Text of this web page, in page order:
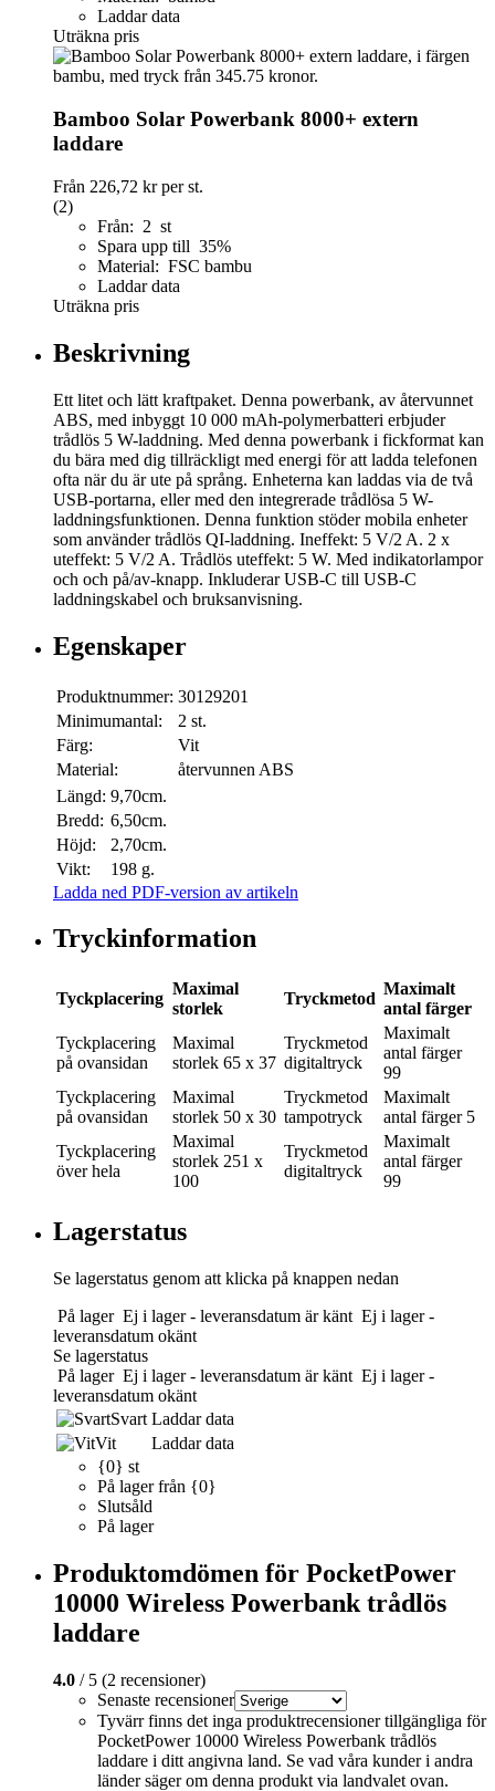
Laddar data
Uträkna pris
Bamboo Solar Powerbank 8000+ extern
laddare
Från 226,72 krper st.
(2)
Från: 2 st
Spara upp till 35%
Material: FSC bambu
Laddar data
Uträkna pris
Beskrivning
Ett litet och lätt kraftpaket. Denna powerbank, av återvunnet
ABS, med inbyggt 10 000 mAh-polymerbatteri erbjuder
trådlös 5 W-laddning. Med denna powerbank i fickformat kan
du bära med dig tillräckligt med energi för att ladda telefonen
ofta när du är ute på språng. Enheterna kan laddas via de två
USB-portarna, eller med den integrerade trådlösa 5 W-
laddningsfunktionen. Denna funktion stöder mobila enheter
som använder trådlös QI-laddning. Ineffekt: 5 V/2 A. 2 x
uteffekt: 5 V/2 A. Trådlös uteffekt: 5 W. Med indikatorlampor
och och på/av-knapp. Inkluderar USB-C till USB-C
laddningskabel och bruksanvisning.
Egenskaper
Produktnummer: 30129201
Minimumantal:
2 st.
Färg:
Vit
Material:
återvunnen ABS
Längd: 9,70cm.
Bredd: 6,50cm.
Höjd:
2,70cm.
Vikt:
198 g.
Ladda ned PDF-version av artikeln
Tryckinformation
Tyckplacering
Maximal
storlek
Tryckmetod
Maximalt
antal färger
Tyckplacering
på ovansidan
Maximal
storlek 65 x 37
Tryckmetod
digitaltryck
Maximalt
antal färger
99
Tyckplacering
på ovansidan
Maximal
storlek 50 x 30
Tryckmetod
tampotryck
Maximalt
antal färger 5
Tyckplacering
över hela
Maximal
storlek 251 x
100
Tryckmetod
digitaltryck
Maximalt
antal färger
99
Lagerstatus
Se lagerstatus genom att klicka på knappen nedan
På lager Ej i lager - leveransdatum är känt Ej i lager -
leveransdatum okänt
Se lagerstatus
På lager Ej i lager - leveransdatum är känt Ej i lager -
leveransdatum okänt
Svart Laddar data
Vit
Laddar data
{0} st
På lager från {0}
Slutsåld
På lager
Produktomdömen för PocketPower
10000 Wireless Powerbank trådlös
laddare
4.0 / 5 (2 recensioner)
Senaste recensioner
Tyvärr finns det inga produktrecensioner tillgängliga för
PocketPower 10000 Wireless Powerbank trådlös
laddare i ditt angivna land. Se vad våra kunder i andra
länder säger om denna produkt via landvalet ovan.